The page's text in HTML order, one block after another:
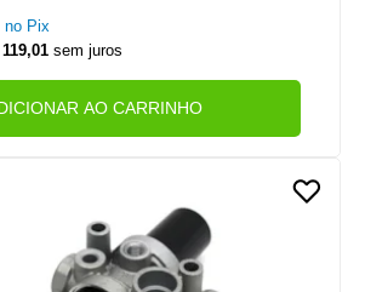
no Pix
119,01 sem juros
AO CARRINHO